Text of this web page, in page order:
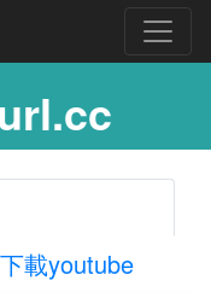
下載youtube